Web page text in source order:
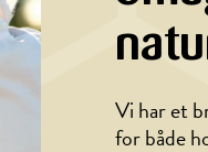
Vi har et
for både